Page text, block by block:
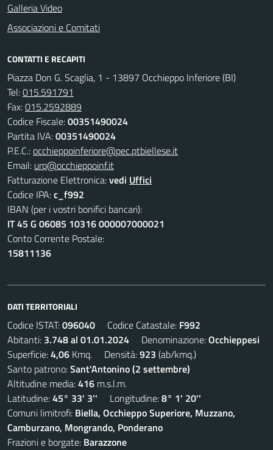
Galleria Video
Associazioni e Comitati
CONTATTI E RECAPITI
Piazza Don G. Scaglia, 1 - 13897 Occhieppo Inferiore (BI)
Tel:015.591791
Fax:015.2592889
Codice Fiscale:00351490024
Partita IVA:00351490024
P.E.C.:occhieppoinferiore@pec.ptbiellese.it
Email: urp@occhieppoinf.it
Fatturazione Elettronica:vedi Uffici
Codice IPA:c_f992
IBAN (per i vostri bonifici bancari):
IT 45 G 06085 10316 000007000021
Conto Corrente Postale:
15811136
DATI TERRITORIALI
Codice ISTAT:096040 Codice Catastale: F992
Abitanti: 3.748 al 01.01.2024 Denominazione:Occhieppesi
Superficie:4,06 Kmq. Densità:923 (ab/kmq.)
Santo patrono:Sant'Antonino (2 settembre)
Altitudine media:416 m.s.l.m.
Latitudine:45° 33' 3'' Longitudine:8° 1' 20''
Comuni limitrofi: Biella, Occhieppo Superiore, Muzzano,
Camburzano, Mongrando, Ponderano
Frazioni e borgate: Barazzone